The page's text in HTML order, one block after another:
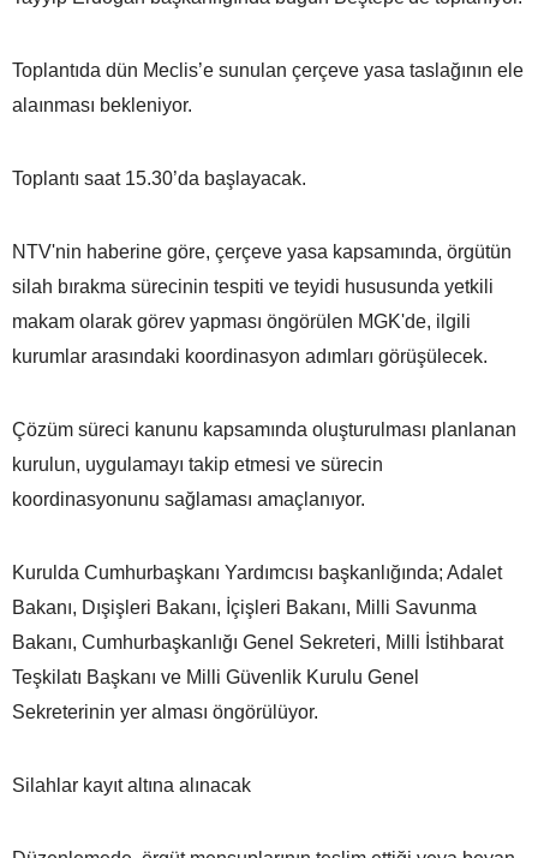
Toplantıda dün Meclis’e sunulan çerçeve yasa taslağının ele
alaınması bekleniyor.
Toplantı saat 15.30’da başlayacak.
NTV'nin haberine göre, çerçeve yasa kapsamında, örgütün
silah bırakma sürecinin tespiti ve teyidi hususunda yetkili
makam olarak görev yapması öngörülen MGK'de, ilgili
kurumlar arasındaki koordinasyon adımları görüşülecek.
Çözüm süreci kanunu kapsamında oluşturulması planlanan
kurulun, uygulamayı takip etmesi ve sürecin
koordinasyonunu sağlaması amaçlanıyor.
Kurulda Cumhurbaşkanı Yardımcısı başkanlığında; Adalet
Bakanı, Dışişleri Bakanı, İçişleri Bakanı, Milli Savunma
Bakanı, Cumhurbaşkanlığı Genel Sekreteri, Milli İstihbarat
Teşkilatı Başkanı ve Milli Güvenlik Kurulu Genel
Sekreterinin yer alması öngörülüyor.
Silahlar kayıt altına alınacak